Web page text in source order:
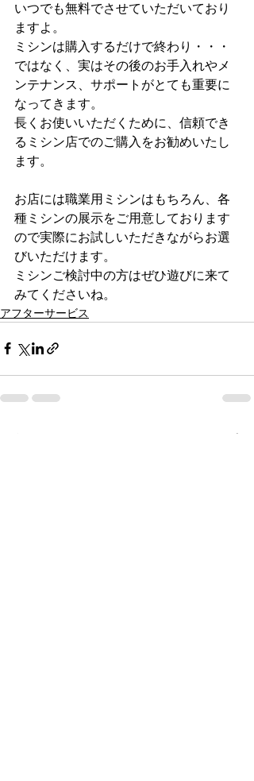
いつでも無料でさせていただいており
ますよ。
ミシンは購入するだけで終わり・・・
ではなく、実はその後のお手入れやメ
ンテナンス、サポートがとても重要に
なってきます。
長くお使いいただくために、信頼でき
るミシン店でのご購入をお勧めいたし
ます。
お店には職業用ミシンはもちろん、各
種ミシンの展示をご用意しております
ので実際にお試しいただきながらお選
びいただけます。
ミシンご検討中の方はぜひ遊びに来て
みてくださいね。
アフターサービス